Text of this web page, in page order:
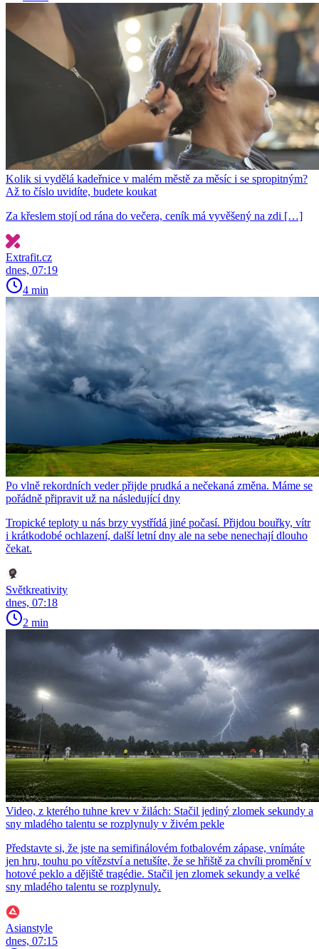
Kolik si vydělá kadeřnice v malém městě za měsíc i se spropitným?
Až to číslo uvidíte, budete koukat
Za křeslem stojí od rána do večera, ceník má vyvěšený na zdi […]
Extrafit.cz
dnes, 07:19
4 min
Po vlně rekordních veder přijde prudká a nečekaná změna. Máme se
pořádně připravit už na následující dny
Tropické teploty u nás brzy vystřídá jiné počasí. Přijdou bouřky, vítr
i krátkodobé ochlazení, další letní dny ale na sebe nenechají dlouho
čekat.
Světkreativity
dnes, 07:18
2 min
Video, z kterého tuhne krev v žilách: Stačil jediný zlomek sekundy a
sny mladého talentu se rozplynuly v živém pekle
Představte si, že jste na semifinálovém fotbalovém zápase, vnímáte
jen hru, touhu po vítězství a netušíte, že se hřiště za chvíli promění v
hotové peklo a dějiště tragédie. Stačil jen zlomek sekundy a velké
sny mladého talentu se rozplynuly.
Asianstyle
dnes, 07:15